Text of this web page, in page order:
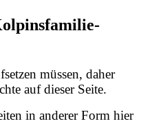
müssen, daher
auf dieser Seite.
in anderer Form hier